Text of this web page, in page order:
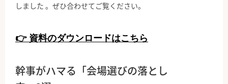
しました 。 ぜひ合わせてご覧ください。
👉 資料のダウンロードはこちら
幹事がハマる「会場選びの落とし